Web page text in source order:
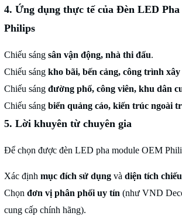
4. Ứng dụng thực tế của Đèn LED
Philips
Chiếu sáng sân vận động, nhà thi đấu.
Chiếu sáng kho bãi, bến cảng, công trình
Chiếu sáng đường phố, công viên, khu dân
Chiếu sáng biển quảng cáo, kiến trúc ngoài
5. Lời khuyên từ chuyên gia
Để chọn được đèn LED pha module OEM
Xác định mục đích sử dụng và diện tích
Chọn đơn vị phân phối uy tín (như VND
cung cấp chính hãng).